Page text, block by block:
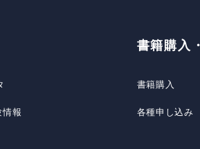
報
書籍購入
書籍購入
各種申し込み